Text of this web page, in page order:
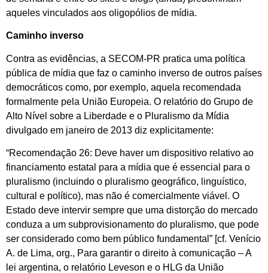
aqueles vinculados aos oligopólios de mídia.
Caminho inverso
Contra as evidências, a SECOM-PR pratica uma política
pública de mídia que faz o caminho inverso de outros países
democráticos como, por exemplo, aquela recomendada
formalmente pela União Europeia. O relatório do Grupo de
Alto Nível sobre a Liberdade e o Pluralismo da Mídia
divulgado em janeiro de 2013 diz explicitamente:
“Recomendação 26: Deve haver um dispositivo relativo ao
financiamento estatal para a mídia que é essencial para o
pluralismo (incluindo o pluralismo geográfico, linguístico,
cultural e político), mas não é comercialmente viável. O
Estado deve intervir sempre que uma distorção do mercado
conduza a um subprovisionamento do pluralismo, que pode
ser considerado como bem público fundamental” [cf. Venício
A. de Lima, org., Para garantir o direito à comunicação – A
lei argentina, o relatório Leveson e o HLG da União